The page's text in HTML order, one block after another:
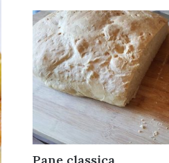
Pane classica